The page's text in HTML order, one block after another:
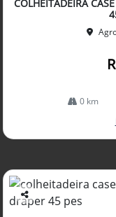
lhe
COLHEITADEIRA
0 km
Co